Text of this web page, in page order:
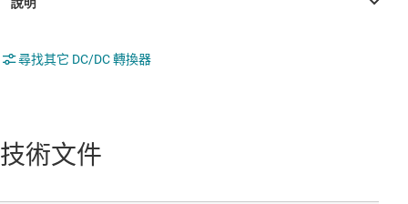
尋找其它 DC/DC 轉換器
技術文件